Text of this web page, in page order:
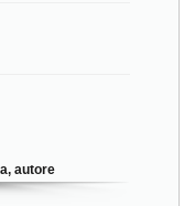
autore